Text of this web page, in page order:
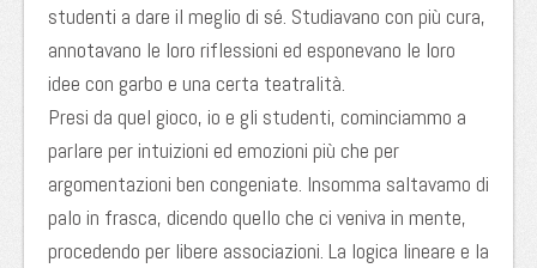
studenti a dare il meglio di sé. Studiavano con più cura,
annotavano le loro riflessioni ed esponevano le loro
idee con garbo e una certa teatralità.
Presi da quel gioco, io e gli studenti, cominciammo a
parlare per intuizioni ed emozioni più che per
argomentazioni ben congeniate. Insomma saltavamo di
palo in frasca, dicendo quello che ci veniva in mente,
procedendo per libere associazioni. La logica lineare e la